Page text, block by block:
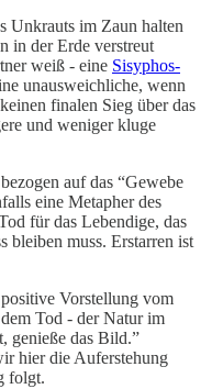
Unkrauts im Zaun halten
in der Erde verstreut
weiß - eine Sisyphos-
unausweichliche, wenn
finalen Sieg über das
und weniger kluge
auf das “Gewebe
eine Metapher des
für das Lebendige, das
bleiben muss. Erstarren ist
Vorstellung vom
Tod - der Natur im
genieße das Bild.”
hier die Auferstehung
folgt.